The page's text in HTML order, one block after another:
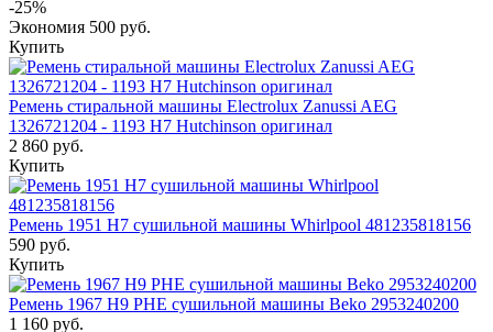
-25%
Экономия 500 руб.
Купить
Ремень стиральной машины Electrolux Zanussi AEG
1326721204 - 1193 H7 Hutchinson оригинал
2 860 руб.
Купить
Ремень 1951 H7 сушильной машины Whirlpool 481235818156
590 руб.
Купить
Ремень 1967 H9 PHE сушильной машины Beko 2953240200
1 160 руб.